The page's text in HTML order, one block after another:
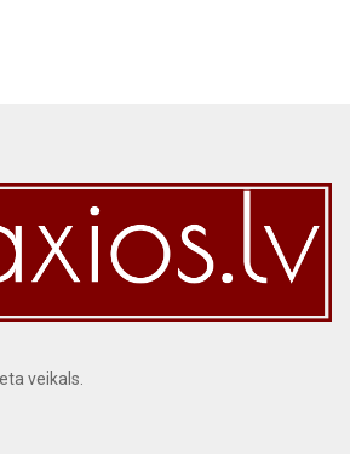
veikals.